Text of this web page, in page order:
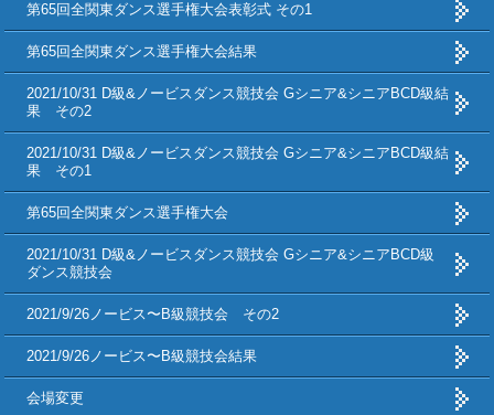
第65回全関東ダンス選手権大会表彰式 その1
第65回全関東ダンス選手権大会結果
2021/10/31 D級&ノービスダンス競技会 Gシニア&シニアBCD級結
果 その2
2021/10/31 D級&ノービスダンス競技会 Gシニア&シニアBCD級結
果 その1
第65回全関東ダンス選手権大会
2021/10/31 D級&ノービスダンス競技会 Gシニア&シニアBCD級
ダンス競技会
2021/9/26ノービス〜B級競技会 その2
2021/9/26ノービス〜B級競技会結果
会場変更